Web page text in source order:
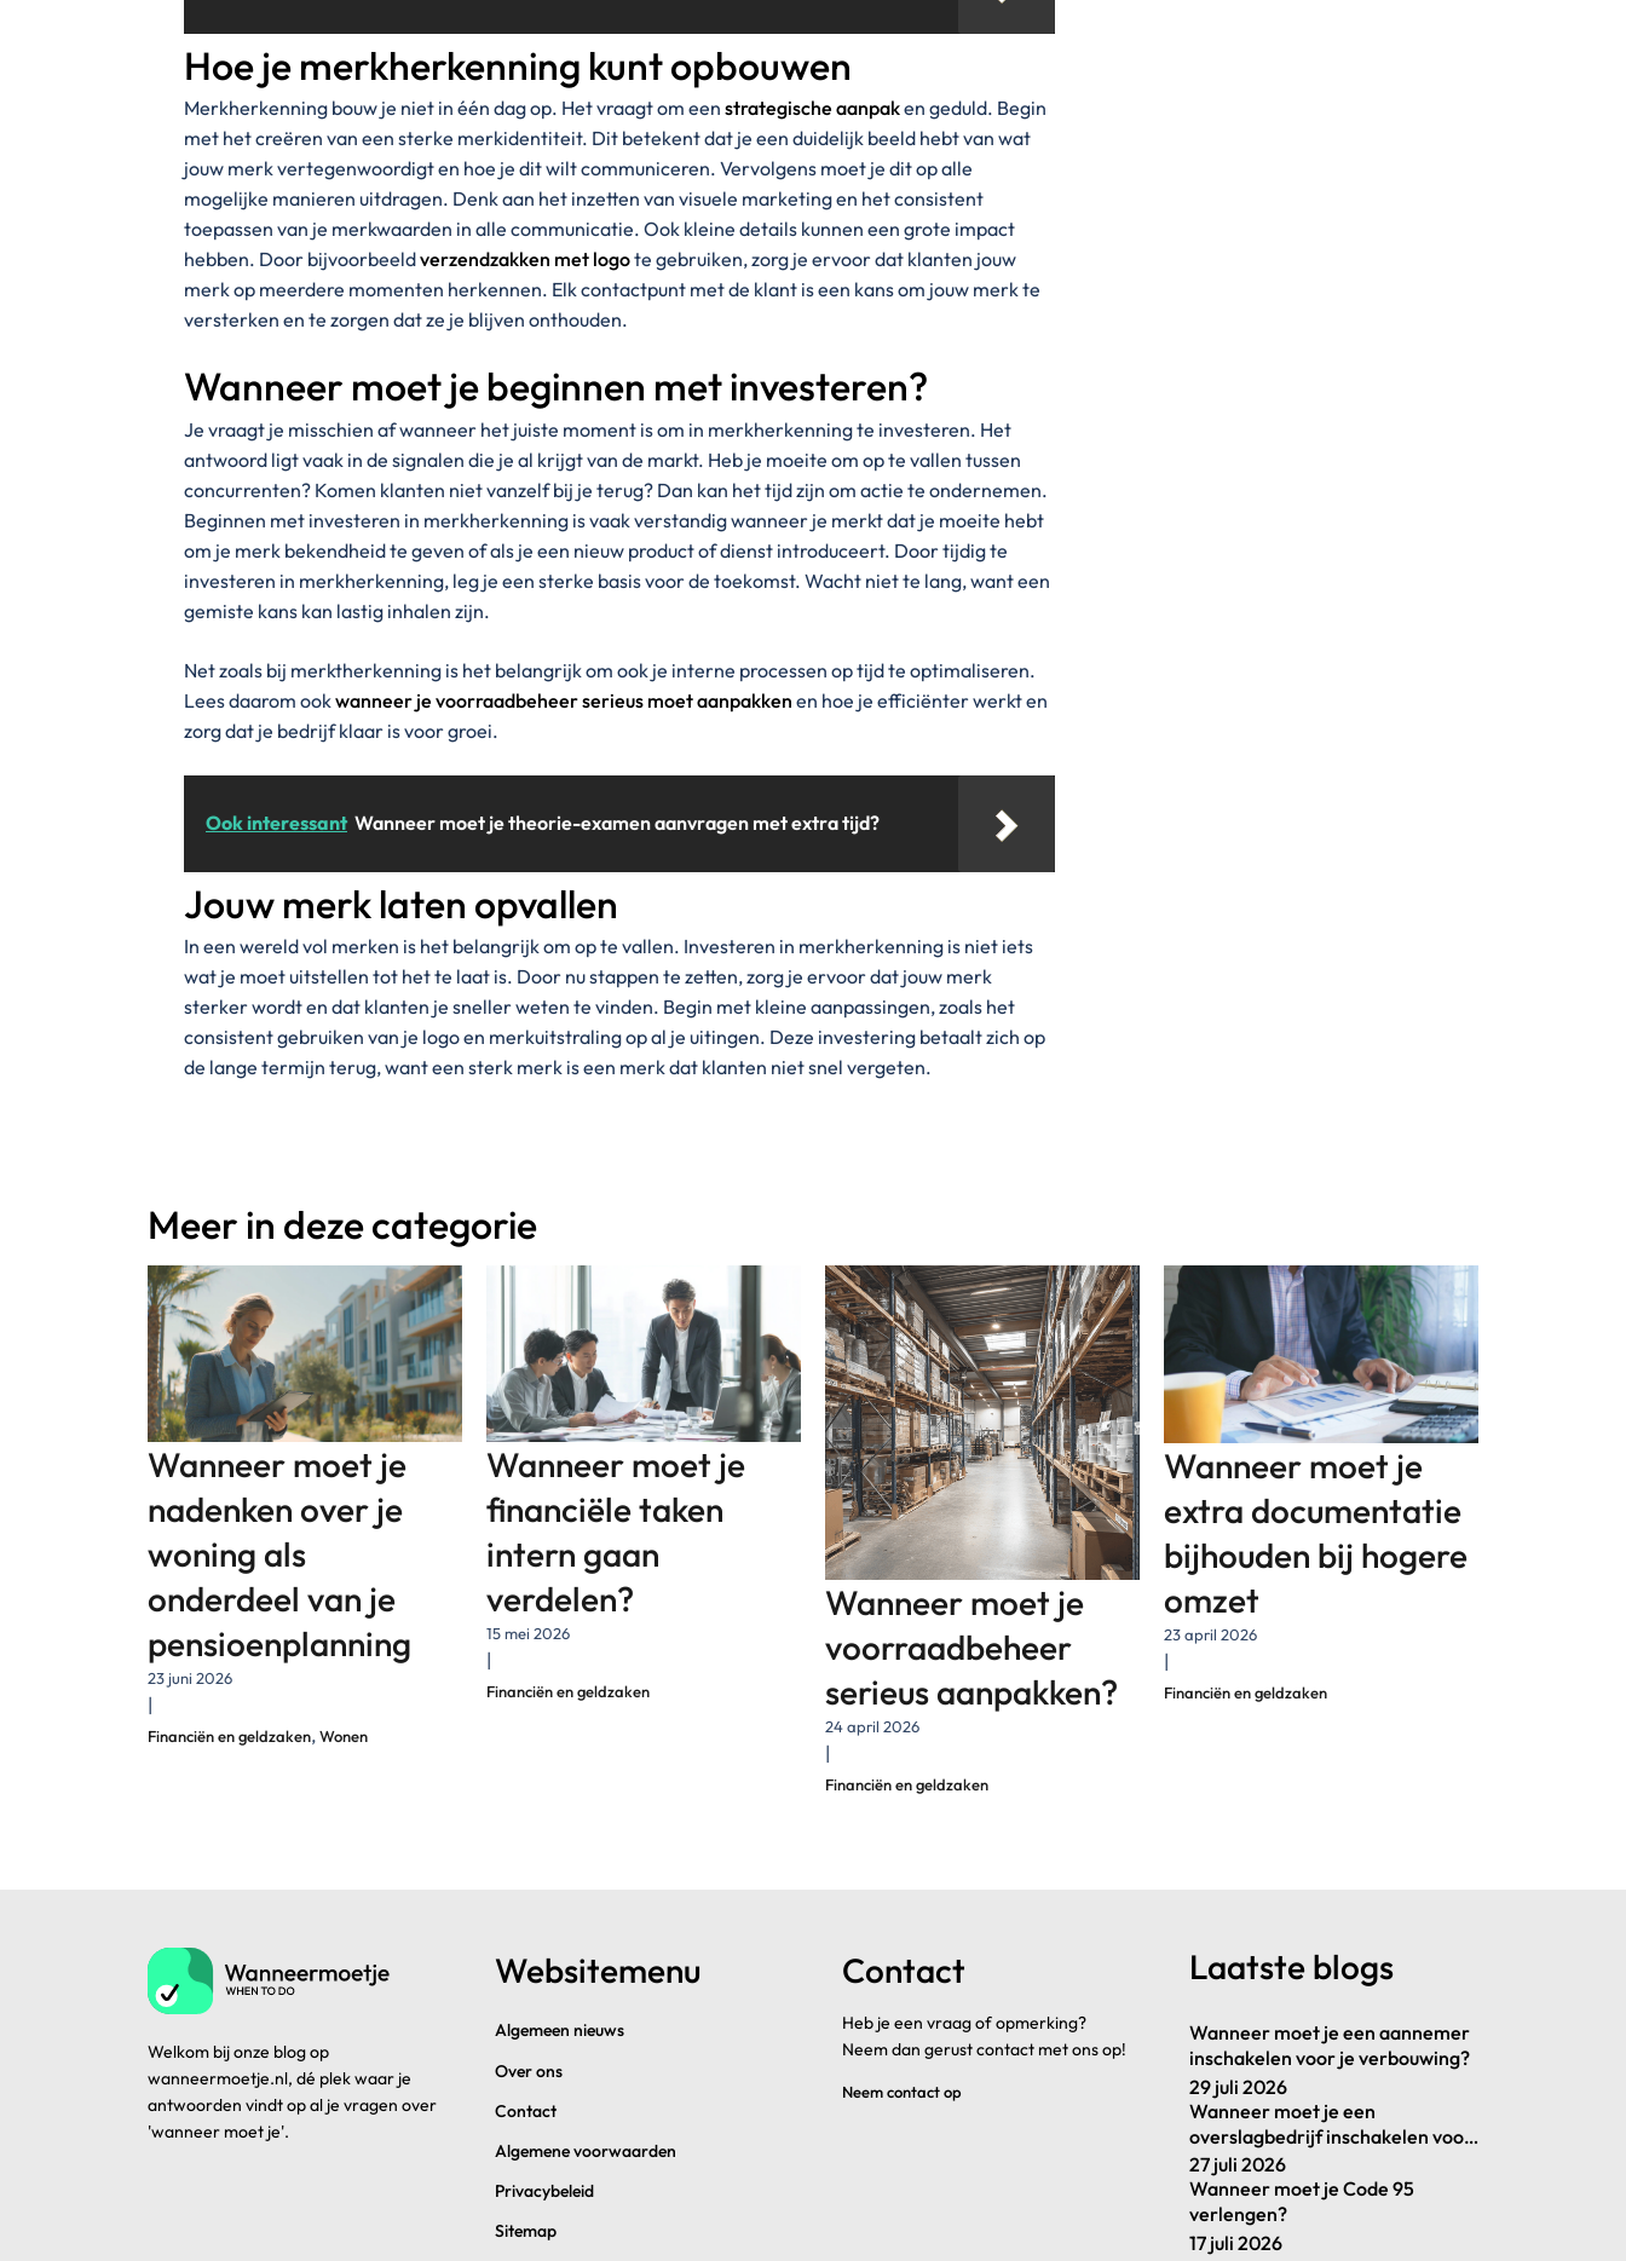
Hoe je merkherkenning kunt opbouwen
Merkherkenning bouw je niet in één dag op. Het vraagt om een strategische aanpaken geduld. Begin
met het creëren van een sterke merkidentiteit. Dit betekent dat je een duidelijk beeld hebt van wat
jouw merk vertegenwoordigt en hoe je dit wilt communiceren. Vervolgens moet je dit op alle
mogelijke manieren uitdragen. Denk aan het inzetten van visuele marketing en het consistent
toepassen van je merkwaarden in alle communicatie. Ook kleine details kunnen een grote impact
hebben. Door bijvoorbeeldverzendzakken met logote gebruiken, zorg je ervoor dat klanten jouw
merk op meerdere momenten herkennen. Elk contactpunt met de klant is een kans om jouw merk te
versterken en te zorgen dat ze je blijven onthouden.
Wanneer moet je beginnen met investeren?
Je vraagt je misschien af wanneer het juiste moment is om in merkherkenning te investeren. Het
antwoord ligt vaak in de signalen die je al krijgt van de markt. Heb je moeite om op te vallen tussen
concurrenten? Komen klanten niet vanzelf bij je terug? Dan kan het tijd zijn om actie te ondernemen.
Beginnen met investeren in merkherkenning is vaak verstandig wanneer je merkt dat je moeite hebt
om je merk bekendheid te geven of als je een nieuw product of dienst introduceert. Door tijdig te
investeren in merkherkenning, leg je een sterke basis voor de toekomst. Wacht niet te lang, want een
gemiste kans kan lastig inhalen zijn.
Net zoals bij merktherkenning is het belangrijk om ook je interne processen op tijd te optimaliseren.
Lees daarom ookwanneer je voorraadbeheer serieus moet aanpakken en hoe je efficiënter werkt en
zorg dat je bedrijf klaar is voor groei.
Ook interessant Wanneer moet je theorie-examen aanvragen met extra tijd?
Jouw merk laten opvallen
In een wereld vol merken is het belangrijk om op te vallen. Investeren in merkherkenning is niet iets
wat je moet uitstellen tot het te laat is. Door nu stappen te zetten, zorg je ervoor dat jouw merk
sterker wordt en dat klanten je sneller weten te vinden. Begin met kleine aanpassingen, zoals het
consistent gebruiken van je logo en merkuitstraling op al je uitingen. Deze investering betaalt zich op
de lange termijn terug, want een sterk merk is een merk dat klanten niet snel vergeten.
Meer in deze categorie
Wanneer moet je
nadenken over je
woning als
onderdeel van je
pensioenplanning
23 juni 2026
|
Financiën en geldzaken,Wonen
Wanneer moet je
financiële taken
intern gaan
verdelen?
15 mei 2026
|
Financiën en geldzaken
Wanneer moet je
voorraadbeheer
serieus aanpakken?
24 april 2026
|
Financiën en geldzaken
Wanneer moet je
extra documentatie
bijhouden bij hogere
omzet
23 april 2026
|
Financiën en geldzaken
Welkom bij onze blog op
wanneermoetje.nl, dé plek waar je
antwoorden vindt op al je vragen over
'wanneer moet je'.
Websitemenu
Algemeen nieuws
Over ons
Contact
Algemene voorwaarden
Privacybeleid
Sitemap
Contact
Heb je een vraag of opmerking?
Neem dan gerust contact met ons op!
Neem contact op
Laatste blogs
Wanneer moet je een aannemer
inschakelen voor je verbouwing?
29 juli 2026
Wanneer moet je een
overslagbedrijf inschakelen voor
je goederenstroom?
27 juli 2026
Wanneer moet je Code 95
verlengen?
17 juli 2026